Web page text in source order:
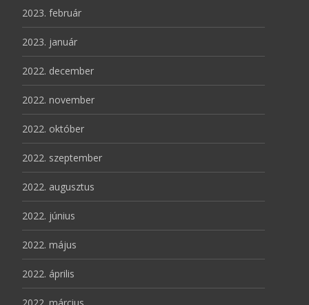
2023. február
2023. január
2022. december
2022. november
2022. október
2022. szeptember
2022. augusztus
2022. június
2022. május
2022. április
2022. március